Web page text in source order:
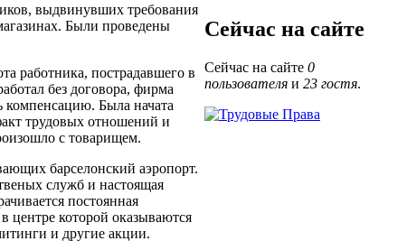
выдвинувших требования
Были проведены
работника, пострадавшего в
без договора, фирма
компенсацию. Была начата
трудовых отношений и
с товарищем.
барселонский аэропорт.
служб и настоящая
постоянная
центре которой оказываются
и другие акции.
Сейчас на сайте
Сейчас на сайте 0
пользователя и 23 гостя.